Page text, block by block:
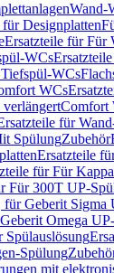
Wand-
Designplatten
Ersatzteile für Für
WCs
WCs
WCs
Comfort
für
SpülungZubehör
Ersatzteile
für Für
Für 300T UP-
Geberit Sigma
Omega
Spülauslösung
Spülung
mit